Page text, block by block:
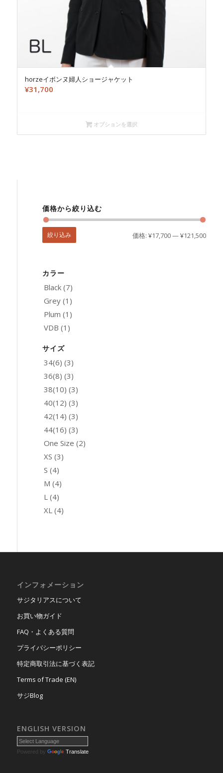
horzeイボンヌ婦人ショージャケット
¥31,700
オプションを選択
価格から絞り込む
絞り込み 価格:¥17,700—¥121,500
カラー
Black (7)
Grey (1)
Plum (1)
VDB (1)
サイズ
34(6) (3)
36(8) (3)
38(10) (3)
40(12) (3)
42(14) (3)
44(16) (3)
One Size (2)
XS (3)
S (4)
M (4)
L (4)
XL (4)
インフォメーション
サジタリアスについて
お買い物ガイド
FAQ・よくある質問
プライバシーポリシー
特定商取引法に基づく表記
Terms of Trade (EN)
サジBlog
ENGLISH VERSION
Powered by Translate